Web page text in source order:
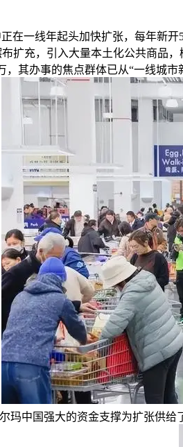
在一线年起头加快扩张，每年新开
扩充，引入大量本土化公共商品
，其办事的焦点群体已从“一线城
玛中国强大的资金支撑为扩张供